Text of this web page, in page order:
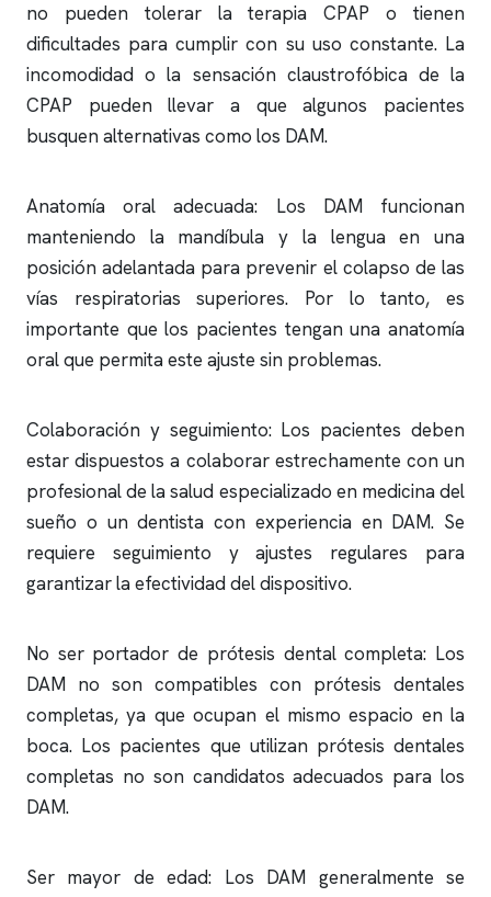
no pueden tolerar la terapia CPAP o tienen
dificultades para cumplir con su uso constante. La
incomodidad o la sensación claustrofóbica de la
CPAP pueden llevar a que algunos pacientes
busquen alternativas como los DAM.
Anatomía oral adecuada: Los DAM funcionan
manteniendo la mandíbula y la lengua en una
posición adelantada para prevenir el colapso de las
vías respiratorias superiores. Por lo tanto, es
importante que los pacientes tengan una anatomía
oral que permita este ajuste sin problemas.
Colaboración y seguimiento: Los pacientes deben
estar dispuestos a colaborar estrechamente con un
profesional de la salud especializado en medicina del
sueño o un dentista con experiencia en DAM. Se
requiere seguimiento y ajustes regulares para
garantizar la efectividad del dispositivo.
No ser portador de prótesis dental completa: Los
DAM no son compatibles con prótesis dentales
completas, ya que ocupan el mismo espacio en la
boca. Los pacientes que utilizan prótesis dentales
completas no son candidatos adecuados para los
DAM.
Ser mayor de edad: Los DAM generalmente se